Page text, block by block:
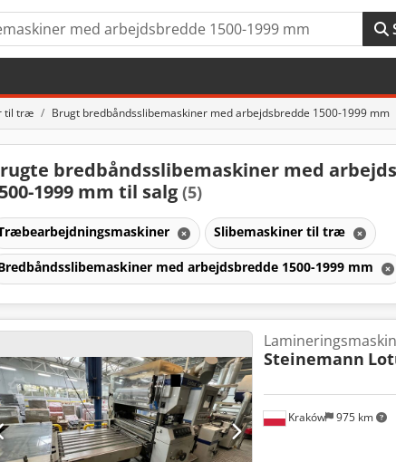
til træ Brugt bredbåndsslibemaskiner med arbejdsbredde 1500-1999 mm
bredbåndsslibemaskiner med
1999 mm til salg (5)
Slibemaskiner til træ
med arbejdsbredde 1500-1999 mm
Kraków 975 km
Steinemann